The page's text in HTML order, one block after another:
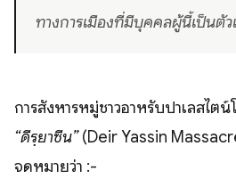
ทางการเมืองที่มีบุคคลผู้นี้เป็นตั
การสังหารหมู่ชาวอาหรับปาเลสไต
“ดีรฺยาซีน”(Deir Yassin
จดหมายว่า :-